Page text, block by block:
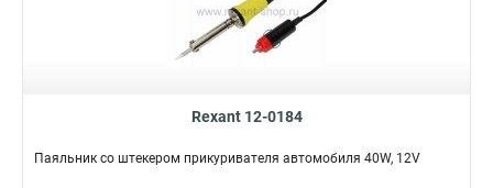
Rexant 12-0184
Паяльник со штекером прикуривателя автомобиля 40W, 12V